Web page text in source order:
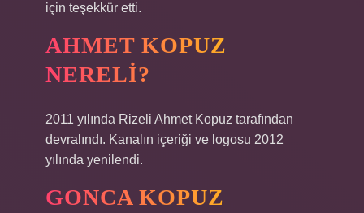
için teşekkür etti.
AHMET KOPUZ
NERELI?
2011 yılında Rizeli Ahmet Kopuz tarafından
devralındı. Kanalın içeriği ve logosu 2012
yılında yenilendi.
GONCA KOPUZ